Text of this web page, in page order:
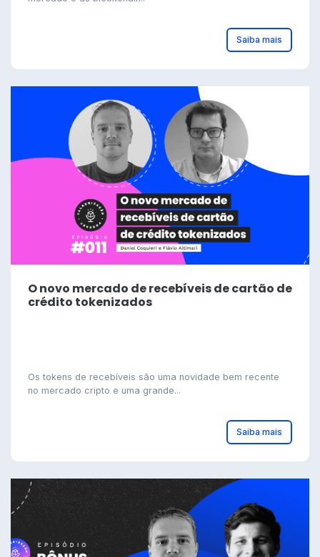
Saiba mais
O novo mercado de recebíveis de cartão de
crédito tokenizados
Os tokens de recebíveis são uma novidade bem recente
no mercado cripto e uma grande...
Saiba mais